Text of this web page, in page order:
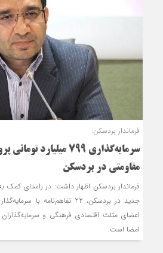
فرماندار بردسکن:
سرمایه‌گذاری 799 میلیارد
مقاومتی در بردسکن
فرماندار بردسکن اظهار داشت: در راستای کمک
اعضای مثلث اقتصادی فرهنگی و
امضا است.